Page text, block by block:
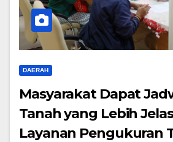
DAERAH
Masyarakat Dapat
Tanah yang Lebih
Layanan Pengukuran